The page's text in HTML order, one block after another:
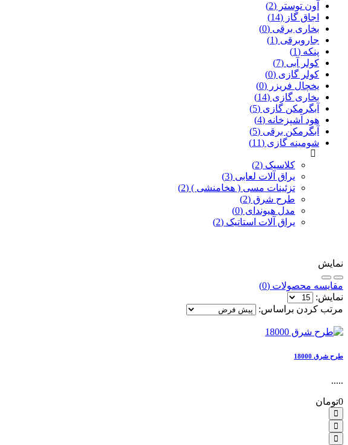
آون توستر (2)
اجاق گاز (14)
بخاری برقی (0)
جاروبرقی (1)
پنکه (1)
کولر آبی (7)
کولر گازی (0)
یخچال فریزر (0)
بخاری گازی (14)
آبگرمکن گازی (5)
هود آشپزخانه (4)
آبگرمکن برقی (5)
شومینه گازی (11)
کلاسیک (2)
یراق آلات لعابی (3)
تزئینات مسی ( هخامنشی ) (2)
طرح شرق (2)
مدل هیوندای (0)
یراق آلات استاتیک (2)
نمایش
مقایسه محصولات (0)
نمایش:
مرتب کردن براساس:
طرح شرق 18000
.....
0تومان